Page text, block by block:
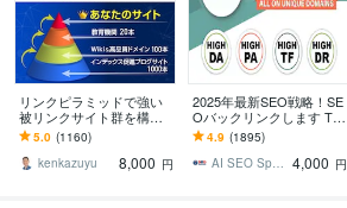
リンクピラミッドで強い
被リンクサイト群を構築
します 評価5.0実績1100件
超｜EDU・GOV20本含む
3層構造
5.0 (1160)
kenkazuyu
8,000 円
2025年最新SEO戦略！SE
Oバックリンクします TF
100 DA100サイト、100ユ
ニークドメイン対策！
4.9 (1895)
AI SEO Specialist 4,000 円